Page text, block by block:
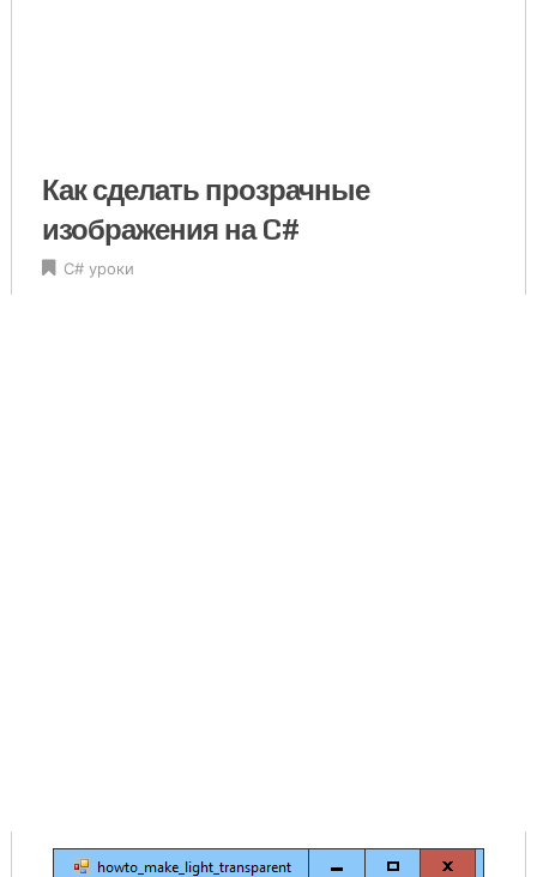
Как сделать прозрачные
изображения на C#
C# уроки